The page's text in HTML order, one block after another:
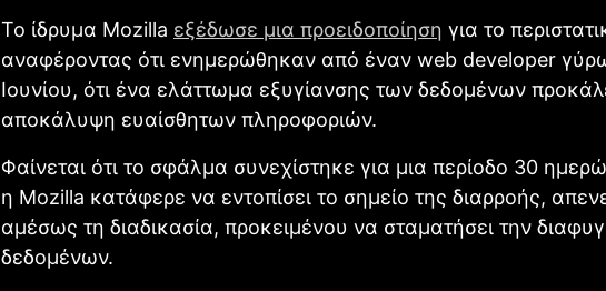
Το ίδρυμα Mozilla εξέδωσε μια προειδοποίηση για το
αναφέροντας ότι ενημερώθηκαν από έναν web developer
Ιουνίου, ότι ένα ελάττωμα εξυγίανσης των δεδομένων
αποκάλυψη ευαίσθητων πληροφοριών.
Φαίνεται ότι το σφάλμα συνεχίστηκε για μια περίοδο 30
η Mozilla κατάφερε να εντοπίσει το σημείο της διαρροής,
αμέσως τη διαδικασία, προκειμένου να σταματήσει την
δεδομένων.